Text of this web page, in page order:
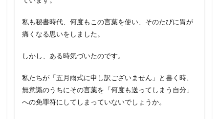
私も秘書時代、何度もこの言葉を使い、そのたびに胃が
痛くなる思いをしました。
しかし、ある時気づいたのです。
私たちが「五月雨式に申し訳ございません」と書く時、
無意識のうちにその言葉を「何度も送ってしまう自分」
への免罪符にしてしまっていないでしょうか。